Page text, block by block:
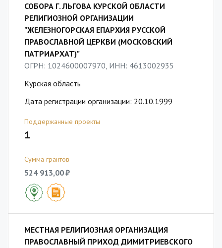
СОБОРА Г. ЛЬГОВА КУРСКОЙ ОБЛАСТИ
РЕЛИГИОЗНОЙ ОРГАНИЗАЦИИ
"ЖЕЛЕЗНОГОРСКАЯ ЕПАРХИЯ РУССКОЙ
ПРАВОСЛАВНОЙ ЦЕРКВИ (МОСКОВСКИЙ
ПАТРИАРХАТ)"
ОГРН: 1024600007970, ИНН: 4613002935
Курская область
Дата регистрации организации: 20.10.1999
Поддержанные проекты
1
Сумма грантов
524 913,00 ₽
МЕСТНАЯ РЕЛИГИОЗНАЯ ОРГАНИЗАЦИЯ
ПРАВОСЛАВНЫЙ ПРИХОД ДИМИТРИЕВСКОГО